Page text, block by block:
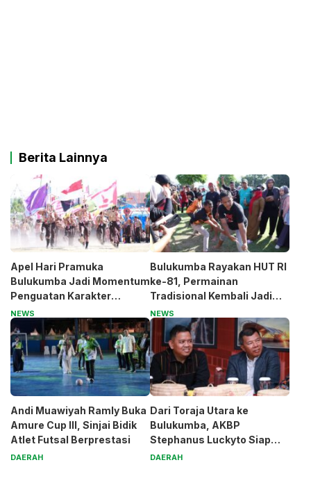
Berita Lainnya
Apel Hari Pramuka
Bulukumba Jadi Momentum
Penguatan Karakter
Generasi Muda
NEWS
Bulukumba Rayakan HUT RI
ke-81, Permainan
Tradisional Kembali Jadi
Magnet
NEWS
Andi Muawiyah Ramly Buka
Amure Cup III, Sinjai Bidik
Atlet Futsal Berprestasi
DAERAH
Dari Toraja Utara ke
Bulukumba, AKBP
Stephanus Luckyto Siap
Jaga Kamtibmas
DAERAH